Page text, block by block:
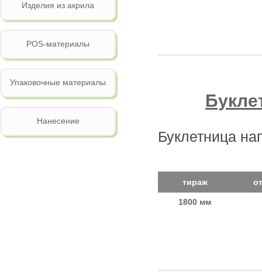
Изделия из акрила
POS-материалы
Упаковочные материалы
Нанесение
Буклетница
тираж
1800 мм